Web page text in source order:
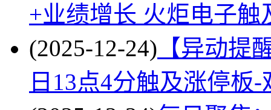
+业绩增长 火炬电子触
(2025-12-24) 【异动提
日13点4分触及涨停板-